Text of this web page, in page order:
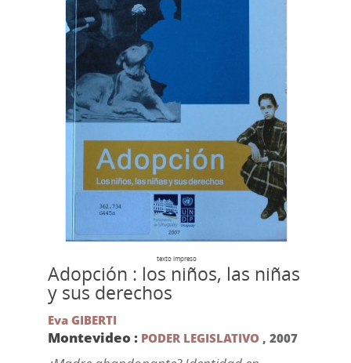
texto impreso
Adopción : los niños, las niñas
y sus derechos
Eva GIBERTI
Montevideo : PODER LEGISLATIVO , 2007